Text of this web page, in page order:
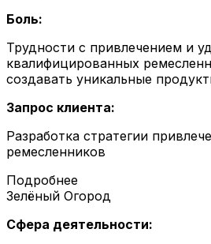
Боль:
Трудности с привлечением и
квалифицированных
создавать уникальные
Запрос клиента:
Разработка стратегии
ремесленников
Подробнее
Зелёный Огород
Сфера деятельности: